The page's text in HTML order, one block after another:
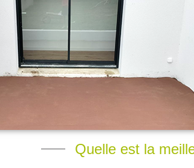
Quelle est la